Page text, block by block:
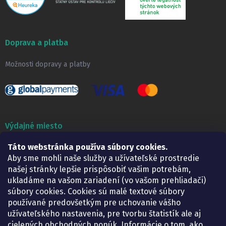
Táto webstránka používa súbory cookies.
Aby sme mohli naše služby a užívateľské prostredie
našej stránky lepšie prispôsobiť vašim potrebám,
ukladáme na vašom zariadení (vo vašom prehliadači)
súbory cookies. Cookies sú malé textové súbory
používané predovšetkým pre uchovanie vášho
užívateľského nastavenia, pre tvorbu štatistík ale aj
Doprava a platba
Možnosti dopravy a platby
Výdajné miesto
Lekáreň ADONAI
Košice – Smetanova 2
Pondelok:
07.30 – 15.30 h.
Utorok:
07.30 – 16.00 h.
Streda:
07.30 – 16.00 h.
Štvrtok:
07.30 – 15.30 h.
Piatok:
07.30 – 15.30 h.